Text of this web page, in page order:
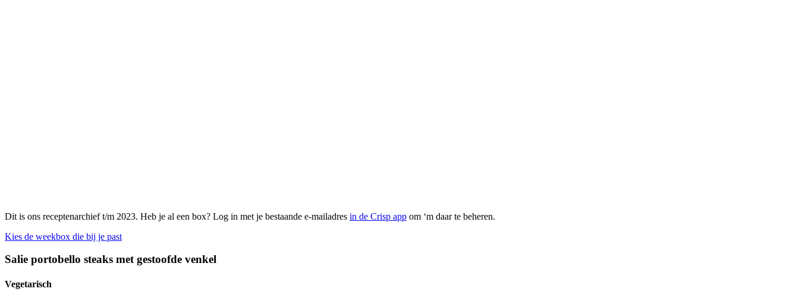
Dit is ons receptenarchief t/m 2023. Heb je al een box? Log in met je bestaande e-mailadres in de Crisp app om ‘m daar te beheren.
Kies de weekbox die bij je past
Salie portobello steaks met gestoofde venkel
Vegetarisch